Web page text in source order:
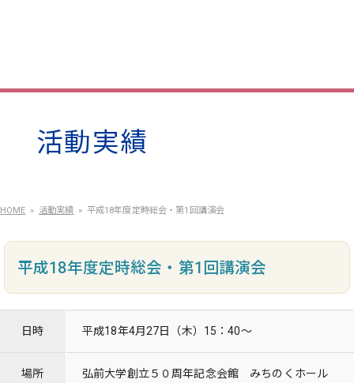
活動実績
HOME 活動実績 平成18年度定時総会・第1回講演会
平成18年度定時総会・第1回講演会
日時 平成18年4月27日（木）15：40～
場所 弘前大学創立５０周年記念会館 みちのくホール